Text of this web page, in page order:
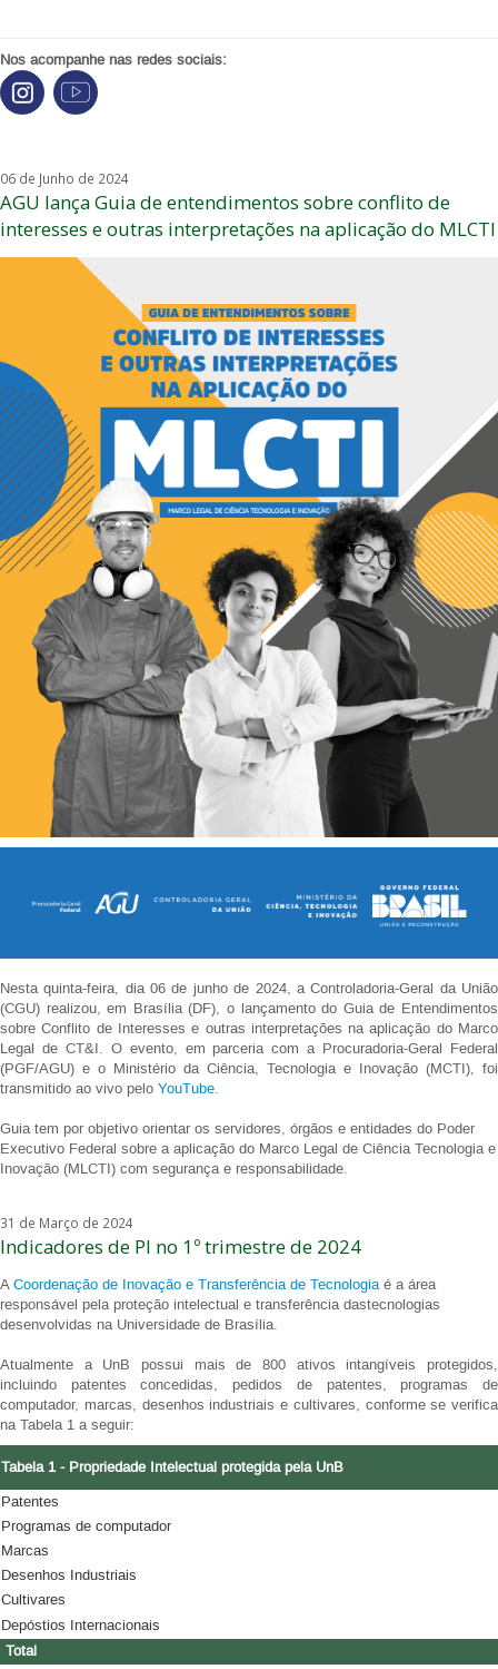
Nos acompanhe nas redes sociais:
06 de Junho de 2024
AGU lança Guia de entendimentos sobre conflito de
interesses e outras interpretações na aplicação do MLCTI
Nesta quinta-feira, dia 06 de junho de 2024, a Controladoria-Geral da União
(CGU) realizou, em Brasília (DF), o lançamento do Guia de Entendimentos
sobre Conflito de Interesses e outras interpretações na aplicação do Marco
Legal de CT&I. O evento, em parceria com a Procuradoria-Geral Federal
(PGF/AGU) e o Ministério da Ciência, Tecnologia e Inovação (MCTI), foi
transmitido ao vivo pelo YouTube.
Guia tem por objetivo orientar os servidores, órgãos e entidades do Poder
Executivo Federal sobre a aplicação do Marco Legal de Ciência Tecnologia e
Inovação (MLCTI) com segurança e responsabilidade.
31 de Março de 2024
Indicadores de PI no 1º trimestre de 2024
ACoordenação de Inovação e Transferência de Tecnologiaé a área
responsável pela proteção intelectual e transferência dastecnologias
desenvolvidas na Universidade de Brasília.
Atualmente a UnB possui mais de 800 ativos intangíveis protegidos,
incluindo patentes concedidas, pedidos de patentes, programas de
computador, marcas, desenhos industriais e cultivares, conforme se verifica
na Tabela 1 a seguir:
Tabela 1 - Propriedade Intelectual protegida pela UnB
Patentes
Programas de computador
Marcas
Desenhos Industriais
Cultivares
Depóstios Internacionais
Total